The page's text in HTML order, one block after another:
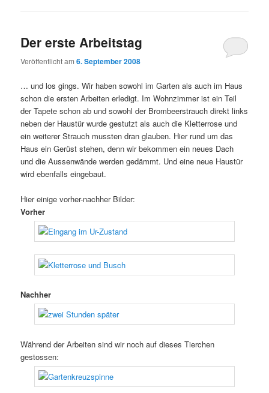
Der erste Arbeitstag
Veröffentlicht am6. September 2008
… und los gings. Wir haben sowohl im Garten als auch im Haus
schon die ersten Arbeiten erledigt. Im Wohnzimmer ist ein Teil
der Tapete schon ab und sowohl der Brombeerstrauch direkt links
neben der Haustür wurde gestutzt als auch die Kletterrose und
ein weiterer Strauch mussten dran glauben. Hier rund um das
Haus ein Gerüst stehen, denn wir bekommen ein neues Dach
und die Aussenwände werden gedämmt. Und eine neue Haustür
wird ebenfalls eingebaut.
Hier einige vorher-nachher Bilder:
Vorher
Nachher
Während der Arbeiten sind wir noch auf dieses Tierchen
gestossen: